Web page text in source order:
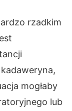
rzadkim
mogłaby
lub